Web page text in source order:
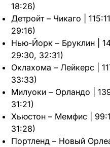
18:26)
Детройт – Чикаго |
29:16)
Нью-Йорк – Бруклин |
29:30, 32:31)
Оклахома – Лейкерс |
33:33)
Милуоки – Орландо |
31:21)
Хьюстон – Мемфис |
31:28)
Портленд – Новый